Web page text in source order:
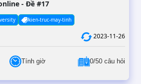
- Đề #17
kien-truc-may-tinh
2023-11-26
Tính giờ 0/50 câu hỏi